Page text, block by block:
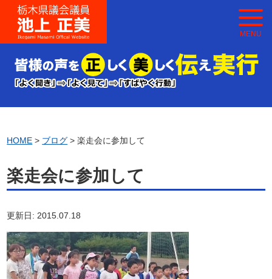
MENU
HOME > ブログ > 楽走会に参加して
楽走会に参加して
更新日: 2015.07.18